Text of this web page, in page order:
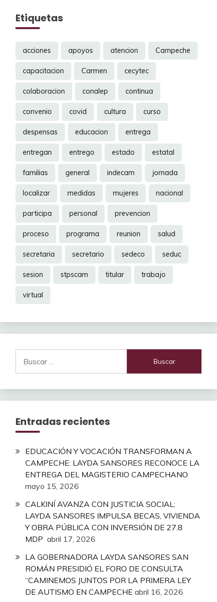
Etiquetas
acciones apoyos atencion Campeche
capacitacion Carmen cecytec
colaboracion conalep continua
convenio covid cultura curso
despensas educacion entrega
entregan entrego estado estatal
familias general indecam jornada
localizar medidas mujeres nacional
participa personal prevencion
proceso programa reunion salud
secretaria secretario sedeco seduc
sesion stpscam titular trabajo
virtual
Entradas recientes
EDUCACIÓN Y VOCACIÓN TRANSFORMAN A
CAMPECHE: LAYDA SANSORES RECONOCE LA
ENTREGA DEL MAGISTERIO CAMPECHANO
mayo 15, 2026
CALKINÍ AVANZA CON JUSTICIA SOCIAL:
LAYDA SANSORES IMPULSA BECAS, VIVIENDA
Y OBRA PÚBLICA CON INVERSIÓN DE 27.8
MDP abril 17, 2026
LA GOBERNADORA LAYDA SANSORES SAN
ROMÁN PRESIDIÓ EL FORO DE CONSULTA
“CAMINEMOS JUNTOS POR LA PRIMERA LEY
DE AUTISMO EN CAMPECHE abril 16, 2026